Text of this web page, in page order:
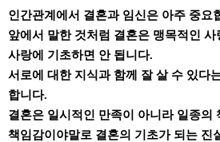
인간관계에서 결혼과 임신은 아주 중요
앞에서 말한 것처럼 결혼은 맹목적인 사
사랑에 기초하면 안 됩니다.
서로에 대한 지식과 함께 잘 살 수 있다
합니다.
결혼은 일시적인 만족이 아니라 일종의
책임감이야말로 결혼의 기초가 되는 진